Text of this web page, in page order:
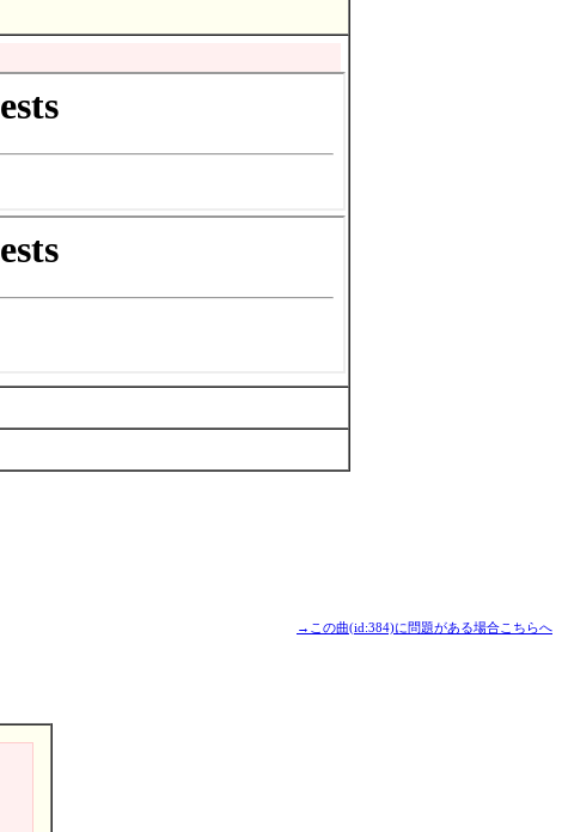
→この曲(id:384)に問題がある場合こちらへ